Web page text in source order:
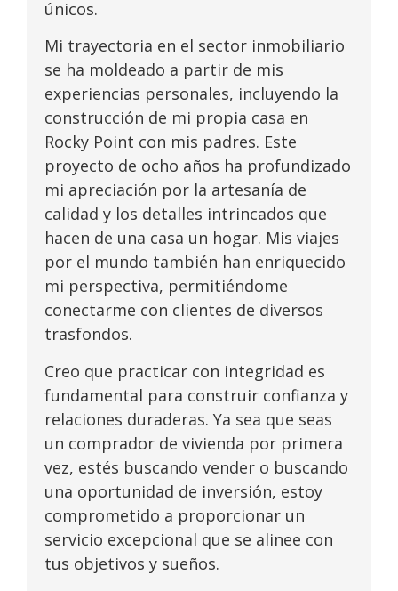
únicos.
Mi trayectoria en el sector inmobiliario
se ha moldeado a partir de mis
experiencias personales, incluyendo la
construcción de mi propia casa en
Rocky Point con mis padres. Este
proyecto de ocho años ha profundizado
mi apreciación por la artesanía de
calidad y los detalles intrincados que
hacen de una casa un hogar. Mis viajes
por el mundo también han enriquecido
mi perspectiva, permitiéndome
conectarme con clientes de diversos
trasfondos.
Creo que practicar con integridad es
fundamental para construir confianza y
relaciones duraderas. Ya sea que seas
un comprador de vivienda por primera
vez, estés buscando vender o buscando
una oportunidad de inversión, estoy
comprometido a proporcionar un
servicio excepcional que se alinee con
tus objetivos y sueños.